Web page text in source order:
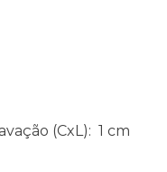
(CxL): 1 cm